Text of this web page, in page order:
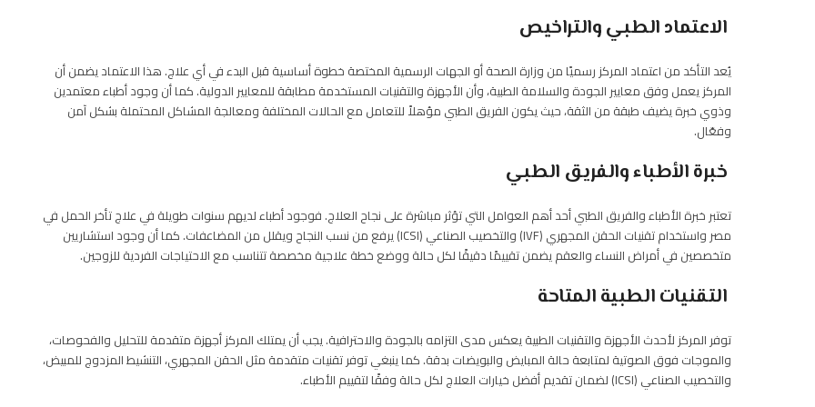
الاعتماد الطبي والتراخيص
يُعد التأكد من اعتماد المركز رسميًا من وزارة الصحة أو الجهات الرسمية المختصة خطوة أساسية قبل البدء في أي علاج. هذا الاعتماد يضمن أن
المركز يعمل وفق معايير الجودة والسلامة الطبية، وأن الأجهزة والتقنيات المستخدمة مطابقة للمعايير الدولية. كما أن وجود أطباء معتمدين
وذوي خبرة يضيف طبقة من الثقة، حيث يكون الفريق الطبي مؤهلاً للتعامل مع الحالات المختلفة ومعالجة المشاكل المحتملة بشكل آمن
وفعّال.
خبرة الأطباء والفريق الطبي
تعتبر خبرة الأطباء والفريق الطبي أحد أهم العوامل التي تؤثر مباشرة على نجاح العلاج. فوجود أطباء لديهم سنوات طويلة في علاج تأخر الحمل في
مصر واستخدام تقنيات الحقن المجهري (IVF) والتخصيب الصناعي (ICSI) يرفع من نسب النجاح ويقلل من المضاعفات. كما أن وجود استشاريين
متخصصين في أمراض النساء والعقم يضمن تقييمًا دقيقًا لكل حالة ووضع خطة علاجية مخصصة تتناسب مع الاحتياجات الفردية للزوجين.
التقنيات الطبية المتاحة
توفر المركز لأحدث الأجهزة والتقنيات الطبية يعكس مدى التزامه بالجودة والاحترافية. يجب أن يمتلك المركز أجهزة متقدمة للتحليل والفحوصات،
والموجات فوق الصوتية لمتابعة حالة المبايض والبويضات بدقة. كما ينبغي توفر تقنيات متقدمة مثل الحقن المجهري، التنشيط المزدوج للمبيض،
والتخصيب الصناعي (ICSI) لضمان تقديم أفضل خيارات العلاج لكل حالة وفقًا لتقييم الأطباء.